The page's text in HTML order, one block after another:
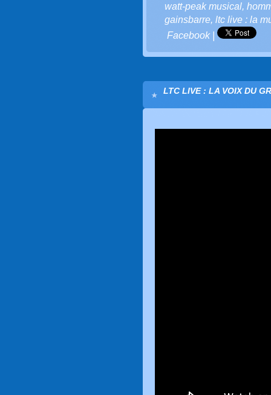
watt-peak musical,
gainsbarre, ltc live : la
Facebook|
LTC LIVE : LA VOIX DU